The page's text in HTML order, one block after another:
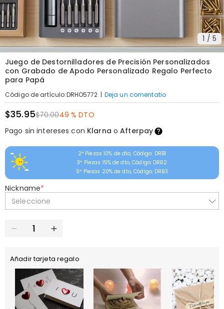
1 / 5
Juego de Destornilladores de Precisión Personalizados
con Grabado de Apodo Personalizado Regalo Perfecto
para Papá
Código de artículo:DRHO5772 | Deja un comentatio
$35.95$70.0049 % DTO
Pago sin intereses con Klarna oAfterpay
2ª Piezas 10% de dto, Código: DRB1
3ª Piezas 15% de dto, Código: DRB2
5ª Piezas 20% de dto, Código: DRB3
Nickname*
Seleccione
Añadir tarjeta regalo